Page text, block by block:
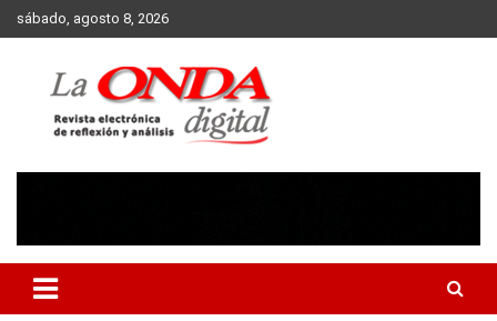
Skip
to
sábado, agosto 8, 2026